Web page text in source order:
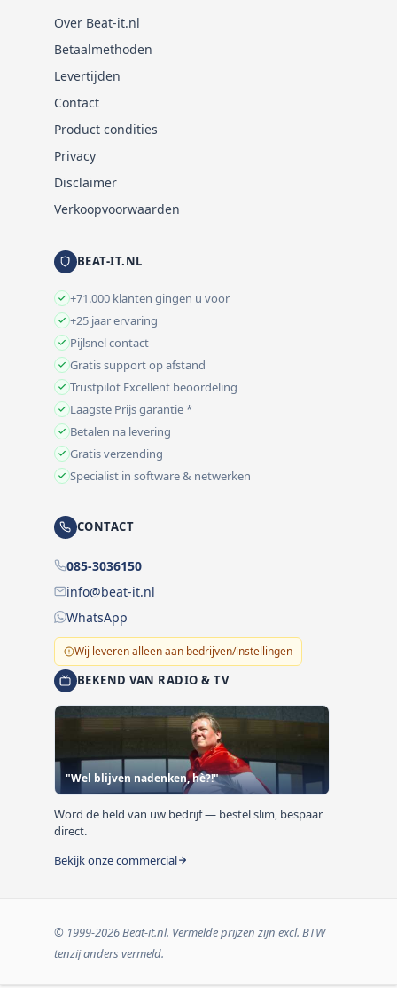
Over Beat-it.nl
Betaalmethoden
Levertijden
Contact
Product condities
Privacy
Disclaimer
Verkoopvoorwaarden
BEAT-IT.NL
+71.000 klanten gingen u voor
+25 jaar ervaring
Pijlsnel contact
Gratis support op afstand
Trustpilot Excellent beoordeling
Laagste Prijs garantie *
Betalen na levering
Gratis verzending
Specialist in software & netwerken
CONTACT
085-3036150
info@beat-it.nl
WhatsApp
Wij leveren alleen aan bedrijven/instellingen
BEKEND VAN RADIO & TV
"Wel blijven nadenken, hè?!"
Word de held van uw bedrijf — bestel slim, bespaar
direct.
Bekijk onze commercial
© 1999-2026 Beat-it.nl. Vermelde prijzen zijn excl. BTW
tenzij anders vermeld.